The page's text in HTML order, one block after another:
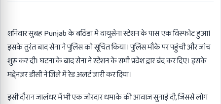
शनिवार सुबह Punjab के बठिंडा में वायुसेना स्टेशन के पास एक विस्फोट हुआ।
इसके तुरंत बाद सेना ने पुलिस को सूचित किया। पुलिस मौके पर पहुंची और जांच
शुरू कर दी। घटना के बाद सेना ने स्टेशन के सभी प्रवेश द्वार बंद कर दिए। इसके
मद्देनज़र डीसी ने जिले में रेड अलर्ट जारी कर दिया।
इसी दौरान जालंधर में भी एक जोरदार धमाके की आवाज सुनाई दी, जिससे लोग